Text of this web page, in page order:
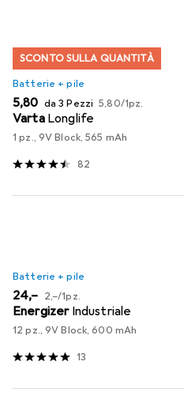
SCONTO SULLA QUANTITÀ
Batterie + pile
EUR
5,80 da 3 Pezzi EUR
5,80/1pz.
Varta Longlife
1 pz., 9V Block, 565 mAh
82
Batterie + pile
EUR
24,– EUR
2,–/1pz.
Energizer Industriale
12 pz., 9V Block, 600 mAh
13